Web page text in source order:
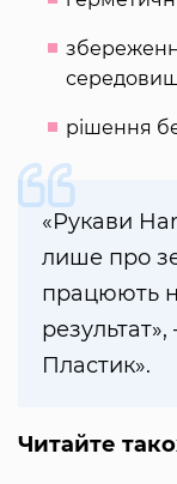
рішення
«Рукави
лише про
працюють
Пластик».
Читайте